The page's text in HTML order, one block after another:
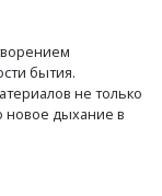
бытия.
не только
новое дыхание в